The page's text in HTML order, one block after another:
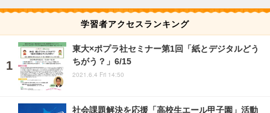
学習者アクセスランキング
東大×ポプラ社セミナー第1回「紙とデジタルどう
ちがう？」6/15
2021.6.4 Fri 14:50
社会課題解決を応援「高校生エール甲子園」活動